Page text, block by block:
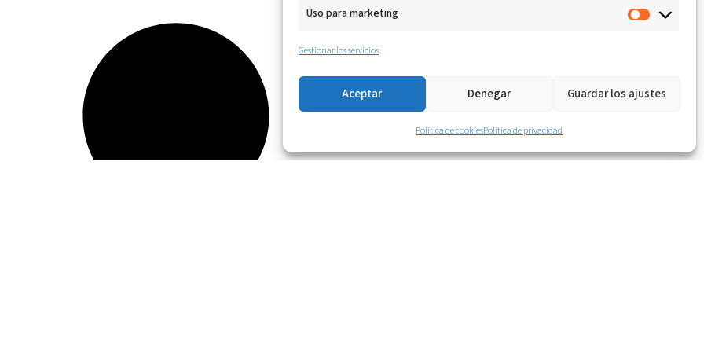
Uso para marketing
Gestionar los servicios
Aceptar Denegar Guardar los ajustes
Política de cookiesPolítica de privacidad